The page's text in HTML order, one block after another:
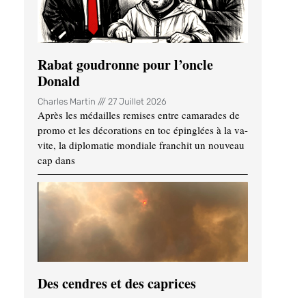
Rabat goudronne pour l’oncle
Donald
Charles Martin 27 Juillet 2026
Après les médailles remises entre camarades de
promo et les décorations en toc épinglées à la va-
vite, la diplomatie mondiale franchit un nouveau
cap dans
Des cendres et des caprices